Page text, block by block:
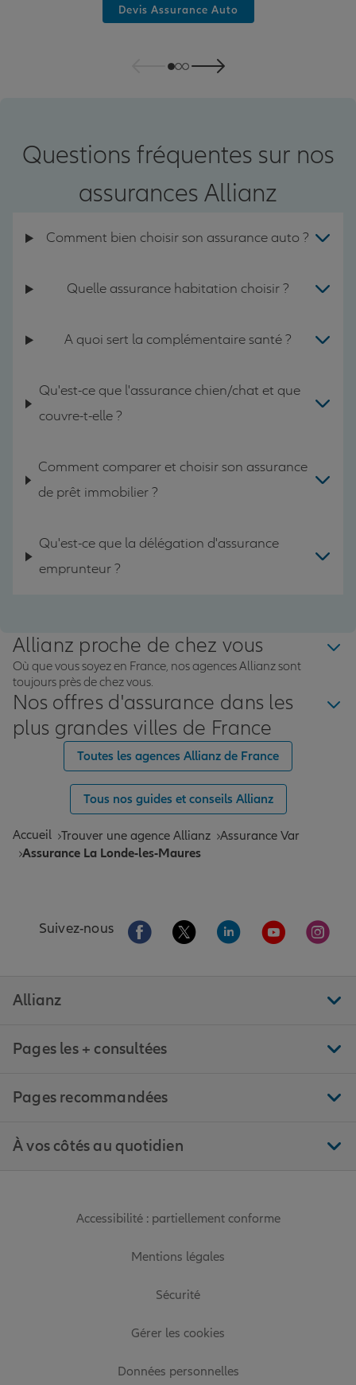
Devis Assurance Auto
Questions fréquentes sur nos
assurances Allianz
Comment bien choisir son assurance auto ?
Quelle assurance habitation choisir ?
A quoi sert la complémentaire santé ?
Qu'est-ce que l'assurance chien/chat et que
couvre-t-elle ?
Comment comparer et choisir son assurance
de prêt immobilier ?
Qu'est-ce que la délégation d'assurance
emprunteur ?
Allianz proche de chez vous
Où que vous soyez en France, nos agences Allianz sont
toujours près de chez vous.
Nos offres d'assurance dans les
plus grandes villes de France
Toutes les agences Allianz de France
Tous nos guides et conseils Allianz
Accueil Trouver une agence Allianz Assurance Var
Assurance La Londe-les-Maures
Suivez-nous Aller sur la page Facebook de Allianz
Aller sur la page Twitter de
Aller sur la page
Aller sur la
Aller
Allianz
Pages les + consultées
Pages recommandées
À vos côtés au quotidien
Accessibilité : partiellement conforme
Mentions légales
Sécurité
Gérer les cookies
Données personnelles